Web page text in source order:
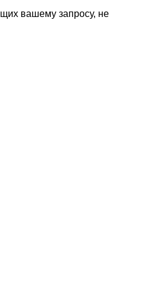
вашему запросу, не